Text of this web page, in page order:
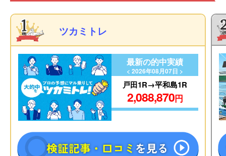
ツカミトレ
最新の的中実績
< 2026年08月07日 >
戸田1R→平和島1R
2,088,870円